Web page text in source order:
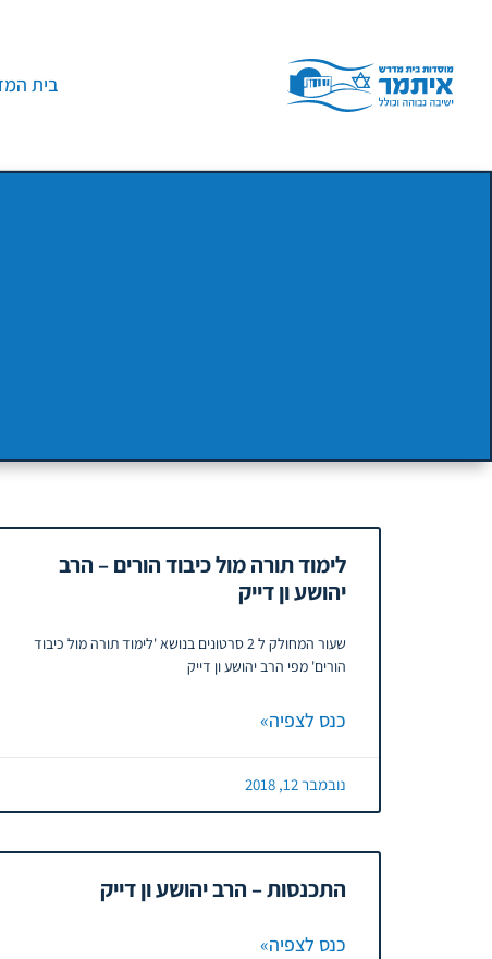
בית
לימוד תורה מול כיבוד הורים – הרב
יהושע ון דייק
שעור המחולק ל 2 סרטונים בנושא 'לימוד תורה מול כיבוד
הורים' מפי הרב יהושע ון דייק
כנס לצפיה»
נובמבר 12, 2018
התכנסות – הרב יהושע ון דייק
כנס לצפיה»